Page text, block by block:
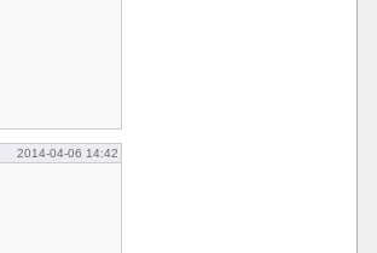
2014-04-06 14:42